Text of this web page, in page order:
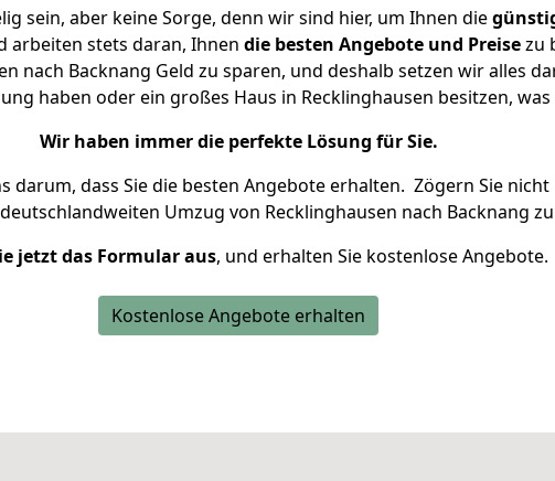
sein, aber keine Sorge, denn wir sind hier, um Ihnen die
arbeiten stets daran, Ihnen die besten Angebote und Preisezu
nach Backnang Geld zu sparen, und deshalb setzen wir alles
haben oder ein großes Haus in Recklinghausen besitzen,
Wir haben immer die perfekte Lösung für Sie.
darum, dass Sie die besten Angebote erhalten. Zögern Sie nicht
Umzug von Recklinghausen nach Backnang
jetzt das Formular aus, und erhalten Sie kostenlose Angebote.
Kostenlose Angebote erhalten